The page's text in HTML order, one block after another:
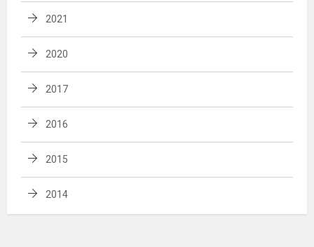
2021
2020
2017
2016
2015
2014